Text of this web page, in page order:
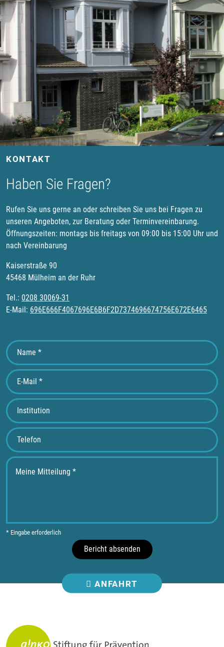
KONTAKT
Haben Sie Fragen?
Rufen Sie uns gerne an oder schreiben Sie uns bei Fragen zu
unseren Angeboten, zur Beratung oder Terminvereinbarung.
Öffnungszeiten: montags bis freitags von 09:00 bis 15:00 Uhr und
nach Vereinbarung
Kaiserstraße 90
45468 Mülheim an der Ruhr
Tel.: 0208 30069-31
E-Mail: 696E666F4067696E6B6F2D7374696674756E672E6465
* Eingabe erforderlich
Bericht absenden
ANFAHRT